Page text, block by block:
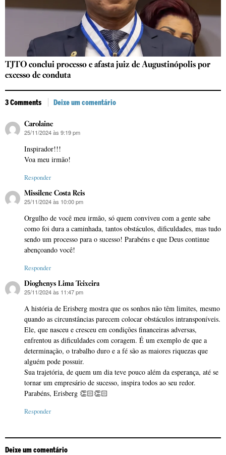
TJTO conclui processo e afasta juiz de Augustinópolis por
excesso de conduta
3 Comments Deixe um comentário
Carolaine
disse:
25/11/2024 às 9:19 pm
Inspirador!!!
Voa meu irmão!
Responder
Missilene Costa Reis
disse:
25/11/2024 às 10:00 pm
Orgulho de você meu irmão, só quem conviveu com a gente sabe
como foi dura a caminhada, tantos obstáculos, dificuldades, mas tudo
sendo um processo para o sucesso! Parabéns e que Deus continue
abençoando você!
Responder
Dioghenys Lima Teixeira
disse:
25/11/2024 às 11:47 pm
A história de Erisberg mostra que os sonhos não têm limites, mesmo
quando as circunstâncias parecem colocar obstáculos intransponíveis.
Ele, que nasceu e cresceu em condições financeiras adversas,
enfrentou as dificuldades com coragem. É um exemplo de que a
determinação, o trabalho duro e a fé são as maiores riquezas que
alguém pode possuir.
Sua trajetória, de quem um dia teve pouco além da esperança, até se
tornar um empresário de sucesso, inspira todos ao seu redor.
Parabéns, Erisberg 👏🏻👏🏻
Responder
Deixe um comentário